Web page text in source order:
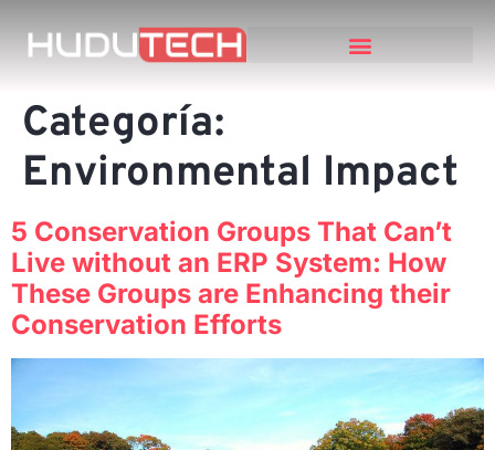
Categoría:
Environmental Impact
5 Conservation Groups That Can’t
Live without an ERP System: How
These Groups are Enhancing their
Conservation Efforts